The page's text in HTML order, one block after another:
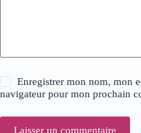
Enregistrer mon nom, mon
navigateur pour mon prochain
Laisser un commentaire